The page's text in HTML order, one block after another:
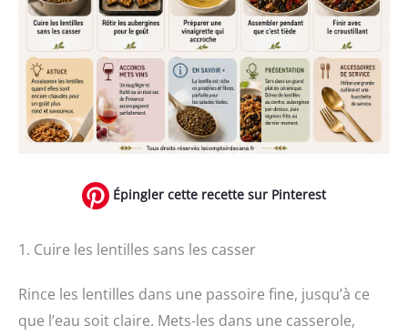
Épingler cette recette sur Pinterest
1. Cuire les lentilles sans les casser
Rince les lentilles dans une passoire fine, jusqu’à ce
que l’eau soit claire. Mets-les dans une casserole,